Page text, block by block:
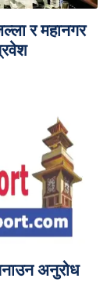
र महानगर
अनुरोध